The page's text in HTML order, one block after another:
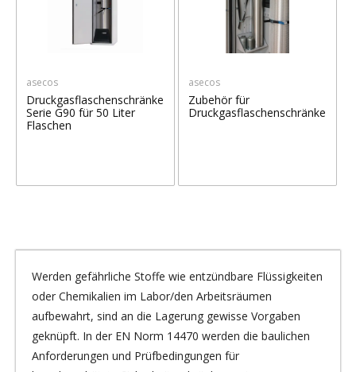
asecos
Druckgasflaschenschränke
Serie G90 für 50 Liter
Flaschen
asecos
Zubehör für
Druckgasflaschenschränke
Werden gefährliche Stoffe wie entzündbare Flüssigkeiten
oder Chemikalien im Labor/den Arbeitsräumen
aufbewahrt, sind an die Lagerung gewisse Vorgaben
geknüpft. In der EN Norm 14470 werden die baulichen
Anforderungen und Prüfbedingungen für